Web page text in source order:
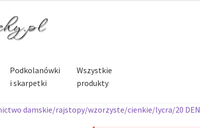
Podkolanówki
i skarpetki
Wszystkie
produkty
damskie/rajstopy/wzorzyste/cienkie/lycra/20 DEN